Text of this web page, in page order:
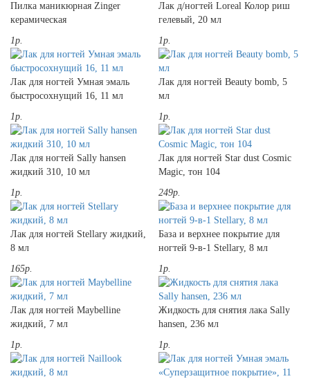
Пилка маникюрная Zinger
керамическая
1р.
Лак д/ногтей Loreal Колор риш
гелевый, 20 мл
1р.
Лак для ногтей Умная эмаль
быстросохнущий 16, 11 мл
1р.
Лак для ногтей Beauty bomb, 5
мл
1р.
Лак для ногтей Sally hansen
жидкий 310, 10 мл
1р.
Лак для ногтей Star dust Cosmic
Magic, тон 104
249р.
Лак для ногтей Stellary жидкий,
8 мл
165р.
База и верхнее покрытие для
ногтей 9-в-1 Stellary, 8 мл
1р.
Лак для ногтей Maybelline
жидкий, 7 мл
1р.
Жидкость для снятия лака Sally
hansen, 236 мл
1р.